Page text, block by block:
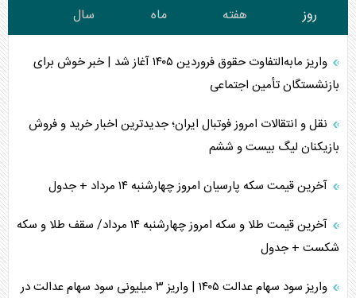
روز هفته ماه سال
واریز مابه‌التفاوت حقوق فروردین ۱۴۰۵ آغاز شد | خبر خوش برای
بازنشستگان تأمین اجتماعی
نقل و انتقالات امروز فوتبال ایران؛ جدیدترین اخبار خرید و فروش
بازیکنان لیگ بیست و ششم
آخرین قیمت سکه پارسیان امروز چهارشنبه ۱۴ مرداد + جدول
آخرین قیمت طلا و سکه امروز چهارشنبه ۱۴ مرداد/ سقف طلا و سکه
شکست + جدول
واریز سود سهام عدالت ۱۴۰۵ | واریز ۳ میلیونی سود سهام عدالت در